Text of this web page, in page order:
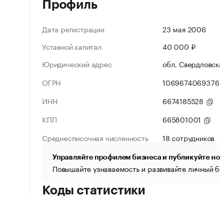
Профиль
Дата регистрации
23 мая 2006
Уставной капитал
40 000 ₽
Юридический адрес
обл.
ОГРН
1069674069376
ИНН
6674185528
КПП
665801001
Среднесписочная численность
18 сотрудников
Управляйте профилем бизнеса и публикуйте
Повышайте узнаваемость и развивайте личный
Коды статистики